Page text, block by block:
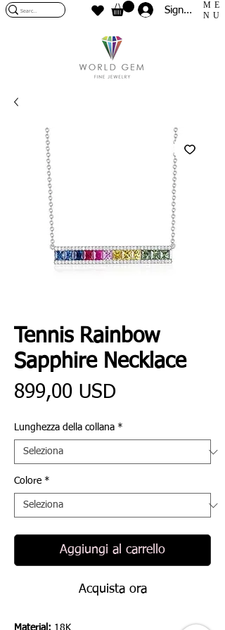
Sign In
ME
NU
Tennis Rainbow
Sapphire Necklace
899,00 USD
Lunghezza della collana *
Colore *
Aggiungi al carrello
Acquista ora
Material: 18K